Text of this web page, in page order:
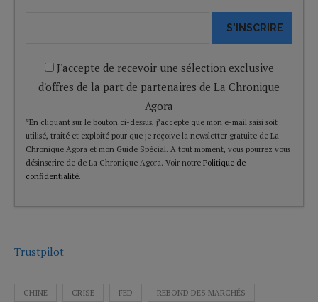
S'INSCRIRE
J'accepte de recevoir une sélection exclusive
d'offres de la part de partenaires de La Chronique
Agora
*En cliquant sur le bouton ci-dessus, j’accepte que mon e-mail saisi soit
utilisé, traité et exploité pour que je reçoive la newsletter gratuite de La
Chronique Agora et mon Guide Spécial. A tout moment, vous pourrez vous
désinscrire de de La Chronique Agora. Voir notre Politique de
confidentialité.
Trustpilot
CHINE CRISE FED REBOND DES MARCHÉS